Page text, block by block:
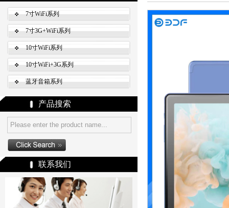
7寸WiFi系列
7寸3G+WiFi系列
10寸WiFi系列
10寸WiFi+3G系列
蓝牙音箱系列
产品搜索
联系我们